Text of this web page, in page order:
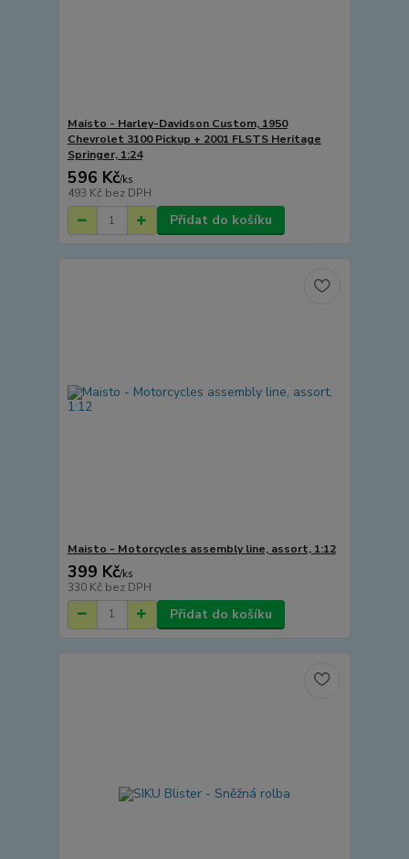
Maisto - Harley-Davidson Custom, 1950
Chevrolet 3100 Pickup + 2001 FLSTS Heritage
Springer, 1:24
596 Kč/ks
493 Kč bez DPH
Přidat do košíku
Maisto - Motorcycles assembly line, assort, 1:12
399 Kč/ks
330 Kč bez DPH
Přidat do košíku